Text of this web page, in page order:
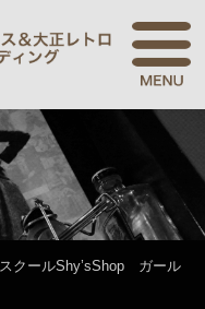
クールShy’sShop ガール